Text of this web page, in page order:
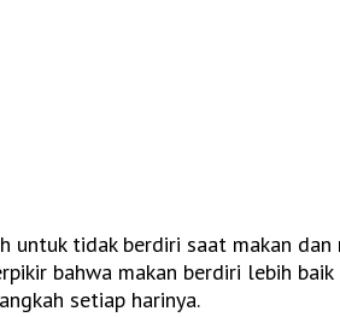
untuk tidak berdiri saat makan
bahwa makan berdiri lebih
setiap harinya.